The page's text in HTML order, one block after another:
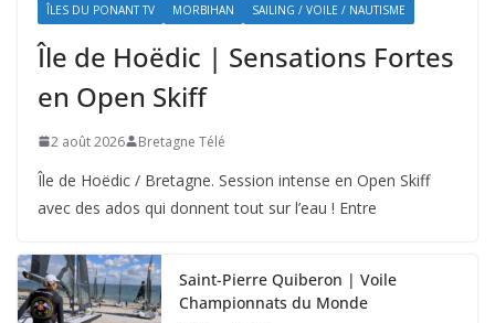
ÎLES DU PONANT TV MORBIHAN SAILING / VOILE / NAUTISME
Île de Hoëdic | Sensations Fortes
en Open Skiff
2 août 2026 Bretagne Télé
Île de Hoëdic / Bretagne. Session intense en Open Skiff
avec des ados qui donnent tout sur l’eau ! Entre
Saint-Pierre Quiberon | Voile
Championnats du Monde